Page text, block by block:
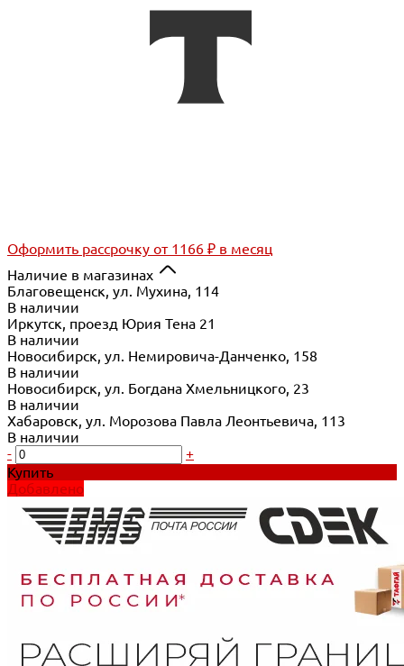
Оформить рассрочку от 1166 ₽ в месяц
Наличие в магазинах
Благовещенск, ул. Мухина, 114
В наличии
Иркутск, проезд Юрия Тена 21
В наличии
Новосибирск, ул. Немировича-Данченко, 158
В наличии
Новосибирск, ул. Богдана Хмельницкого, 23
В наличии
Хабаровск, ул. Морозова Павла Леонтьевича, 113
В наличии
-
+
Купить
Добавлено